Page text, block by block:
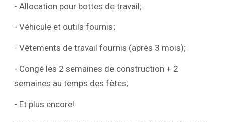
- Allocation pour bottes de travail;
- Véhicule et outils fournis;
- Vêtements de travail fournis (après 3 mois);
- Congé les 2 semaines de construction + 2
semaines au temps des fêtes;
- Et plus encore!